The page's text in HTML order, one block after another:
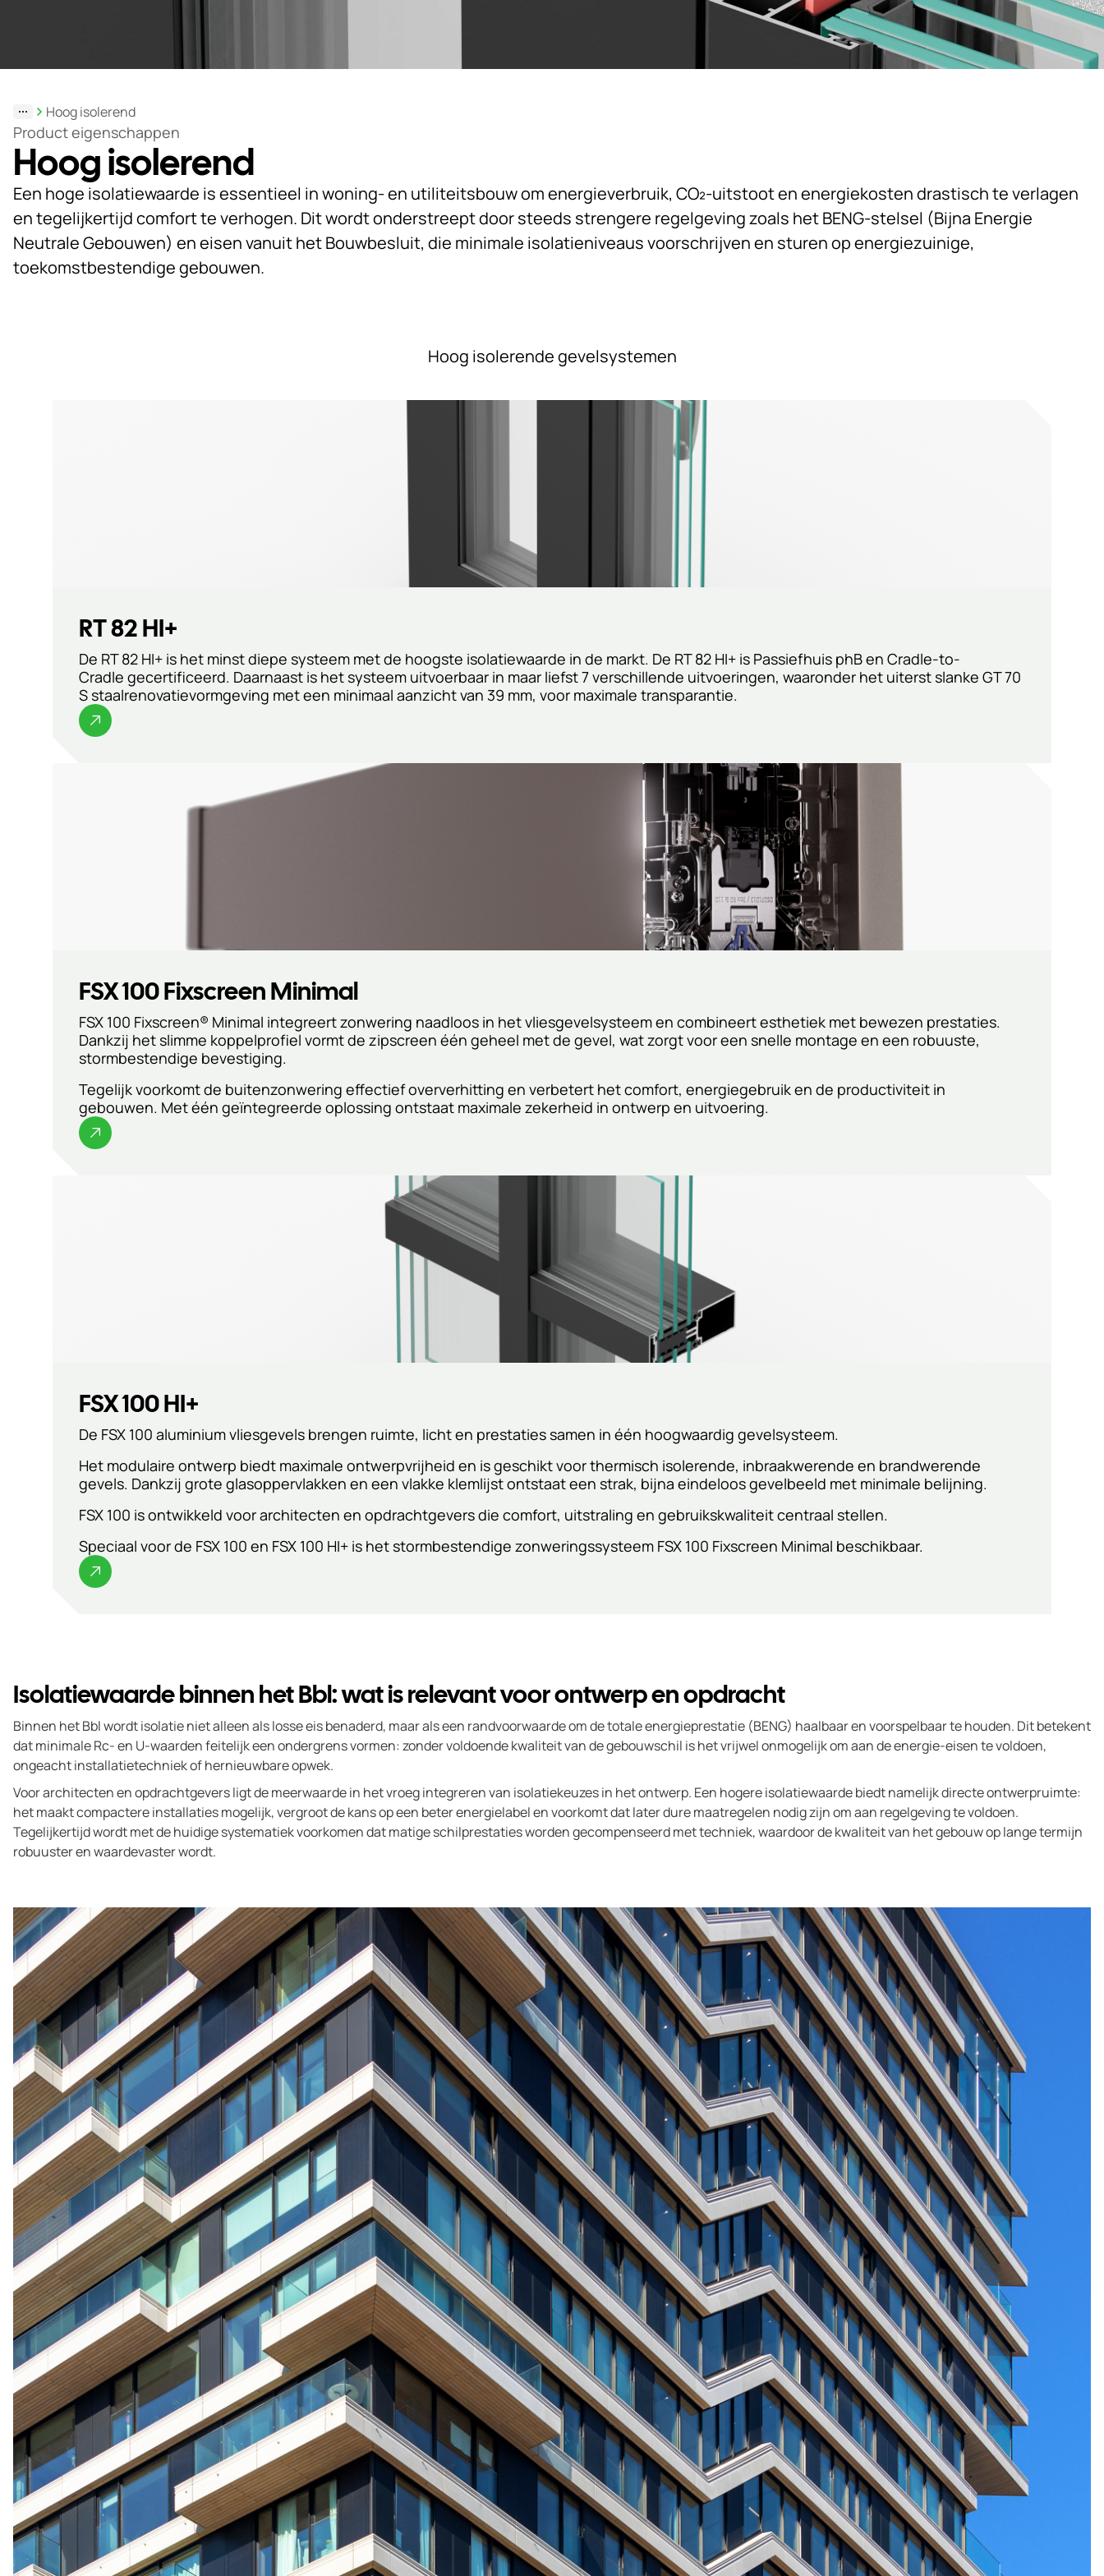
Nieuws
&
Kennis
Particulieren
KlantPortaal
Contact
Hoog isolerend
Product eigenschappen
Hoog isolerend
Een hoge isolatiewaarde is essentieel in woning- en utiliteitsbouw om energieverbruik, CO₂-uitstoot en energiekosten drastisch te verlagen
en tegelijkertijd comfort te verhogen. Dit wordt onderstreept door steeds strengere regelgeving zoals het BENG-stelsel (Bijna Energie
Neutrale Gebouwen) en eisen vanuit het Bouwbesluit, die minimale isolatieniveaus voorschrijven en sturen op energiezuinige,
toekomstbestendige gebouwen.
Hoog isolerende gevelsystemen
RT 82 HI+
De RT 82 HI+ is het minst diepe systeem met de hoogste isolatiewaarde in de markt. De RT 82 HI+ is Passiefhuis phB en Cradle-to-
Cradle gecertificeerd. Daarnaast is het systeem uitvoerbaar in maar liefst 7 verschillende uitvoeringen, waaronder het uiterst slanke GT 70
S staalrenovatievormgeving met een minimaal aanzicht van 39 mm, voor maximale transparantie.
FSX 100 Fixscreen Minimal
FSX 100 Fixscreen® Minimal integreert zonwering naadloos in het vliesgevelsysteem en combineert esthetiek met bewezen prestaties.
Dankzij het slimme koppelprofiel vormt de zipscreen één geheel met de gevel, wat zorgt voor een snelle montage en een robuuste,
stormbestendige bevestiging.
Tegelijk voorkomt de buitenzonwering effectief oververhitting en verbetert het comfort, energiegebruik en de productiviteit in
gebouwen. Met één geïntegreerde oplossing ontstaat maximale zekerheid in ontwerp en uitvoering.
FSX 100 HI+
De FSX 100 aluminium vliesgevels brengen ruimte, licht en prestaties samen in één hoogwaardig gevelsysteem.
Het modulaire ontwerp biedt maximale ontwerpvrijheid en is geschikt voor thermisch isolerende, inbraakwerende en brandwerende
gevels. Dankzij grote glasoppervlakken en een vlakke klemlijst ontstaat een strak, bijna eindeloos gevelbeeld met minimale belijning.
FSX 100 is ontwikkeld voor architecten en opdrachtgevers die comfort, uitstraling en gebruikskwaliteit centraal stellen.
Speciaal voor de FSX 100 en FSX 100 HI+ is het stormbestendige zonweringssysteem FSX 100 Fixscreen Minimal beschikbaar.
Isolatiewaarde binnen het Bbl: wat is relevant voor ontwerp en opdracht
Binnen het Bbl wordt isolatie niet alleen als losse eis benaderd, maar als een randvoorwaarde om de totale energieprestatie (BENG) haalbaar en voorspelbaar te houden. Dit betekent
dat minimale Rc‑ en U‑waarden feitelijk een ondergrens vormen: zonder voldoende kwaliteit van de gebouwschil is het vrijwel onmogelijk om aan de energie-eisen te voldoen,
ongeacht installatietechniek of hernieuwbare opwek.
Voor architecten en opdrachtgevers ligt de meerwaarde in het vroeg integreren van isolatiekeuzes in het ontwerp. Een hogere isolatiewaarde biedt namelijk directe ontwerpruimte:
het maakt compactere installaties mogelijk, vergroot de kans op een beter energielabel en voorkomt dat later dure maatregelen nodig zijn om aan regelgeving te voldoen.
Tegelijkertijd wordt met de huidige systematiek voorkomen dat matige schilprestaties worden gecompenseerd met techniek, waardoor de kwaliteit van het gebouw op lange termijn
robuuster en waardevaster wordt.